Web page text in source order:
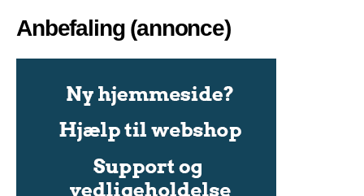
Anbefaling (annonce)